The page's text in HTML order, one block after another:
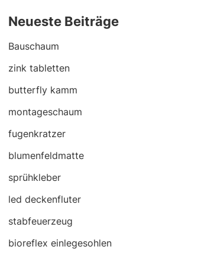
Neueste Beiträge
Bauschaum
zink tabletten
butterfly kamm
montageschaum
fugenkratzer
blumenfeldmatte
sprühkleber
led deckenfluter
stabfeuerzeug
bioreflex einlegesohlen